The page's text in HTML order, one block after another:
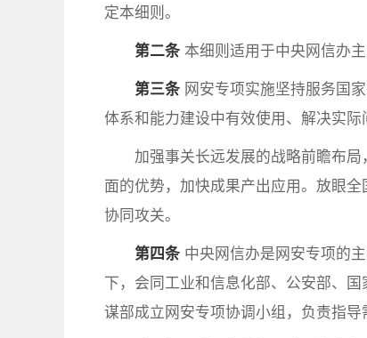
定本细则。
第二条本细则适用于中央网信办主
第三条网安专项实施坚持服务国
体系和能力建设中有效使用、解决实际
加强事关长远发展的战略前瞻布
面的优势，加快成果产出应用。放眼
协同攻关。
第四条中央网信办是网安专项的
下，会同工业和信息化部、公安部、
谋部成立网安专项协调小组，负责指